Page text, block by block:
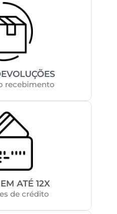
recebimento
ATÉ 12X
de crédito